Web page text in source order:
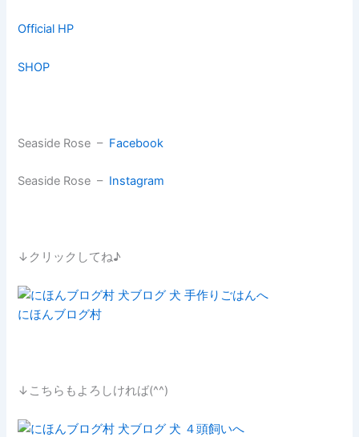
Official HP
SHOP
Seaside Rose – Facebook
Seaside Rose – Instagram
↓クリックしてね♪
にほんブログ村
↓こちらもよろしければ(^^)